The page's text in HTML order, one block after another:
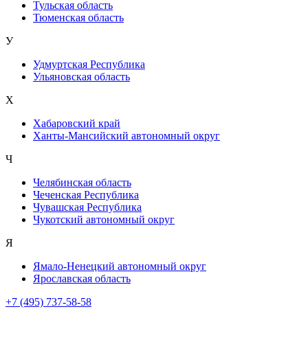
Тульская область
Тюменская область
У
Удмуртская Республика
Ульяновская область
Х
Хабаровский край
Ханты-Мансийский автономный округ
Ч
Челябинская область
Чеченская Республика
Чувашская Республика
Чукотский автономный округ
Я
Ямало-Ненецкий автономный округ
Ярославская область
+7 (495) 737-58-58